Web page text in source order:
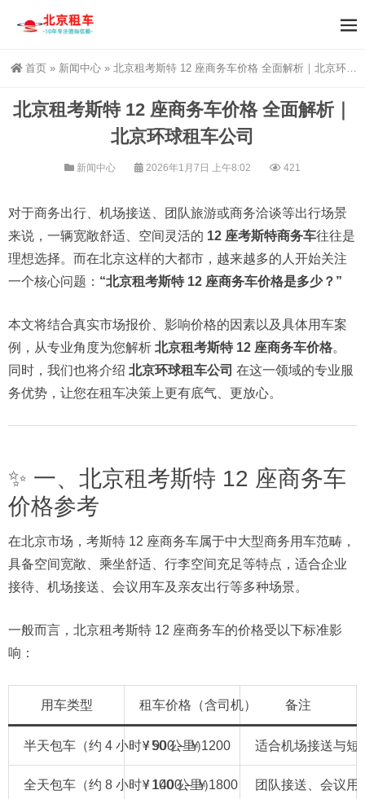
首页 » 新闻中心 » 北京租考斯特 12 座商务车价格 全面解析｜北京环球租车公司
北京租考斯特 12 座商务车价格 全面解析｜
北京环球租车公司
新闻中心 2026年1月7日 上午8:02 421
对于商务出行、机场接送、团队旅游或商务洽谈等出行场景
来说，一辆宽敞舒适、空间灵活的 12 座考斯特商务车往往是
理想选择。而在北京这样的大都市，越来越多的人开始关注
一个核心问题： “北京租考斯特 12 座商务车价格是多少？”
本文将结合真实市场报价、影响价格的因素以及具体用车案
例，从专业角度为您解析 北京租考斯特 12 座商务车价格。
同时，我们也将介绍 北京环球租车公司 在这一领域的专业服
务优势，让您在租车决策上更有底气、更放心。
✨ 一、北京租考斯特 12 座商务车
价格参考
在北京市场，考斯特 12 座商务车属于中大型商务用车范畴，
具备空间宽敞、乘坐舒适、行李空间充足等特点，适合企业
接待、机场接送、会议用车及亲友出行等多种场景。
一般而言，北京租考斯特 12 座商务车的价格受以下标准影
响：
用车类型 租车价格（含司机） 备注
半天包车（约 4 小时 / 50 公里）
￥900 – ￥1200 适合机场接送与短
全天包车（约 8 小时 / 100 公里）
￥1400 – ￥1800 团队接送、会议用